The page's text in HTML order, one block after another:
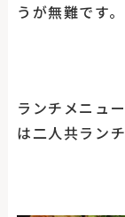
うが無難です。
ランチメニュ
は二人共ラン